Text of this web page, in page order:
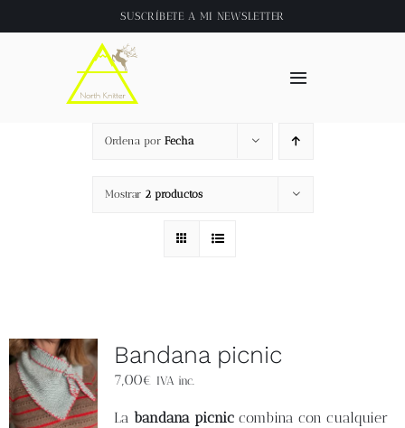
al
SUSCRÍBETE A MI NEWSLETTER
Toggle
About
Tienda
Videos
Blog
Ordena por Fecha
Mostrar 2 productos
Bandana picnic
7,00€ IVA inc.
La bandana picniccombina con cualquier